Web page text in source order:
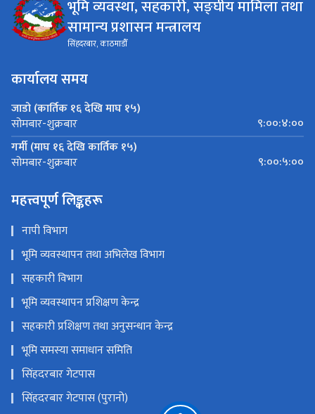
भूमि व्यवस्था, सहकारी, सङ्घीय मामिला तथा
सामान्य प्रशासन मन्त्रालय
सिंहदरबार, काठमाडौँ
कार्यालय समय
जाडो (कार्तिक १६ देखि माघ १५)
सोमबार-शुक्रबार
९:००:४:००
गर्मी (माघ १६ देखि कार्तिक १५)
सोमबार-शुक्रबार ९:००:५:००
महत्त्वपूर्ण लिङ्कहरू
नापी विभाग
भूमि व्यवस्थापन तथा अभिलेख विभाग
सहकारी विभाग
भूमि व्यवस्थापन प्रशिक्षण केन्द्र
सहकारी प्रशिक्षण तथा अनुसन्धान केन्द्र
भूमि समस्या समाधान समिति
सिंहदरबार गेटपास
सिंहदरबार गेटपास (पुरानो)